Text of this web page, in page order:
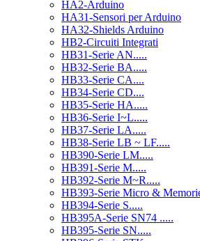
HA2-Arduino
HA31-Sensori per Arduino
HA32-Shields Arduino
HB2-Circuiti Integrati
HB31-Serie AN.....
HB32-Serie BA.....
HB33-Serie CA....
HB34-Serie CD....
HB35-Serie HA.....
HB36-Serie I~L.....
HB37-Serie LA.....
HB38-Serie LB ~ LF.....
HB390-Serie LM.....
HB391-Serie M.....
HB392-Serie M~R.....
HB393-Serie Micro &
HB394-Serie S.....
HB395A-Serie SN74 .....
HB395-Serie SN.....